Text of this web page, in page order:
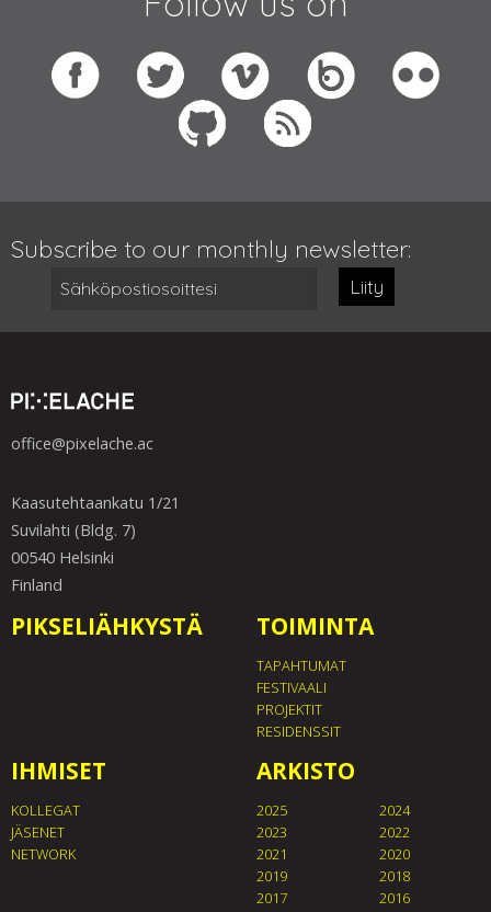
Subscribe to our monthly newsletter:
Liity
office@pixelache.ac
Kaasutehtaankatu 1/21
Suvilahti (Bldg. 7)
00540 Helsinki
Finland
PIKSELIÄHKYSTÄ TOIMINTA
TAPAHTUMAT
FESTIVAALI
PROJEKTIT
RESIDENSSIT
IHMISET
KOLLEGAT
JÄSENET
NETWORK
ARKISTO
2025
2024
2023
2022
2021
2020
2019
2018
2017
2016